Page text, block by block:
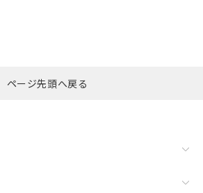
ページ先頭へ戻る